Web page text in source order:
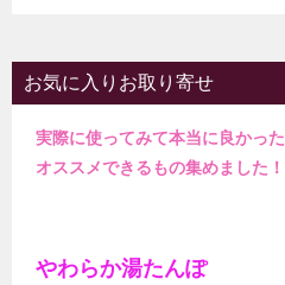
お気に入りお取り寄せ
実際に使ってみて本当に良かった
オススメできるもの集めました！
やわらか湯たんぽ